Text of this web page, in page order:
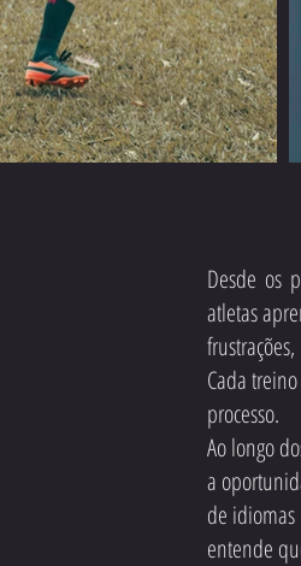
Desde os
atletas
Cada
processo.
Ao longo
a
de
entende